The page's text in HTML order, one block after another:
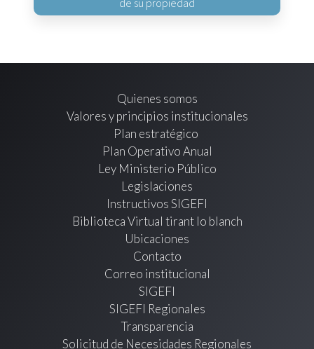
Quienes somos
Valores y principios institucionales
Plan estratégico
Plan Operativo Anual
Ley Ministerio Público
Legislaciones
Instructivos SIGEFI
Biblioteca Virtual tirant lo blanch
Ubicaciones
Contacto
Correo institucional
SIGEFI
SIGEFI Regionales
Transparencia
Solicitud de Necesidades Regionales